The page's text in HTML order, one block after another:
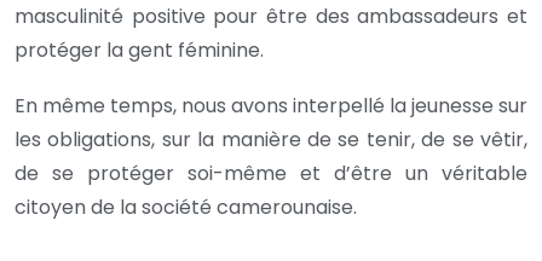
masculinité positive pour être des ambassadeurs et
protéger la gent féminine.
En même temps, nous avons interpellé la jeunesse sur
les obligations, sur la manière de se tenir, de se vêtir,
de se protéger soi-même et d’être un véritable
citoyen de la société camerounaise.